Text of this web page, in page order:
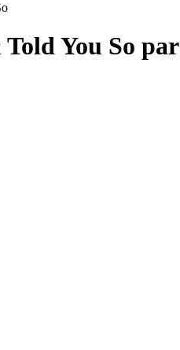
Told You So par